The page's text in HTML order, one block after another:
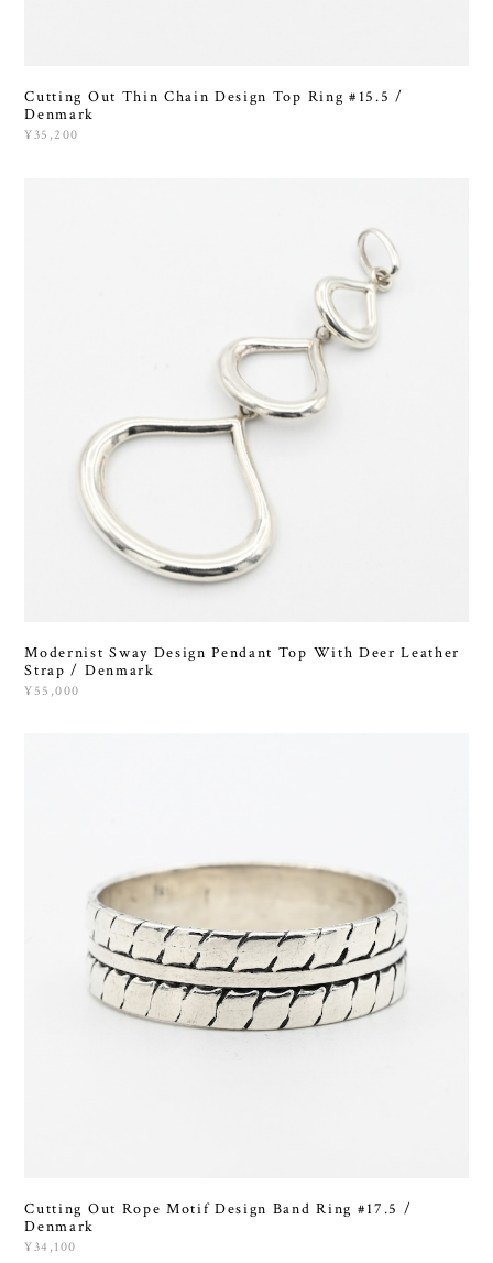
Cutting Out Thin Chain Design Top Ring #15.5 /
Denmark
¥35,200
Modernist Sway Design Pendant Top With Deer Leather
Strap / Denmark
¥55,000
Cutting Out Rope Motif Design Band Ring #17.5 /
Denmark
¥34,100